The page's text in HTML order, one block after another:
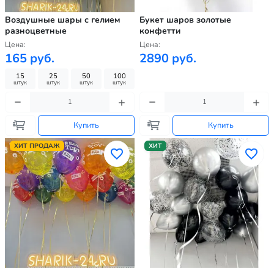
Воздушные шары с гелием
разноцветные
Цена:
165 руб.
15
штук
25
штук
50
штук
100
штук
Купить
Букет шаров золотые
конфетти
Цена:
2890 руб.
Купить
ХИТ ПРОДАЖ ХИТ